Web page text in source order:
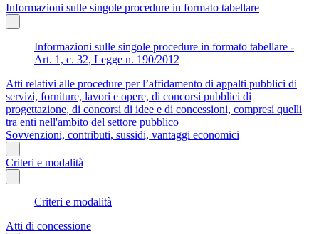
Informazioni sulle singole procedure in formato tabellare
Informazioni sulle singole procedure in formato tabellare -
Art. 1, c. 32, Legge n. 190/2012
Atti relativi alle procedure per l’affidamento di appalti pubblici di
servizi, forniture, lavori e opere, di concorsi pubblici di
progettazione, di concorsi di idee e di concessioni, compresi quelli
tra enti nell'ambito del settore pubblico
Sovvenzioni, contributi, sussidi, vantaggi economici
Criteri e modalità
Criteri e modalità
Atti di concessione